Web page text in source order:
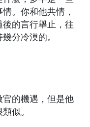
。你和他共情，
的言行舉止，往
分冷漠的。
官的機遇，但是他
似。